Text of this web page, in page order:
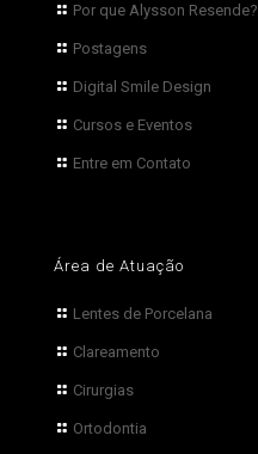
Por que Alysson Resende?
Postagens
Digital Smile Design
Cursos e Eventos
Entre em Contato
Área de Atuação
Lentes de Porcelana
Clareamento
Cirurgias
Ortodontia